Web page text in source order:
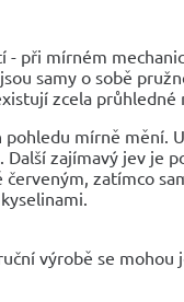
při mírném
samy o sobě
zcela
mírně mění.
zajímavý jev je
červeným, zatímco
výrobě se